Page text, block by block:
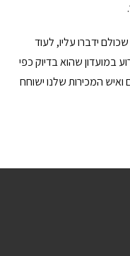
ידברו עליו, לעוד
במועדון שהוא בדיוק כפי
המכירות שלנו ישוחח